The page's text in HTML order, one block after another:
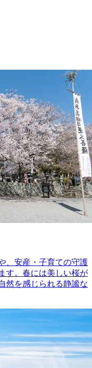
、安産・子育ての守護
す。春には美しい桜が
然を感じられる静謐な